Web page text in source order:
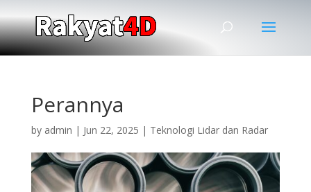
Perannya
by admin | Jun 22, 2025 | Teknologi Lidar dan Radar